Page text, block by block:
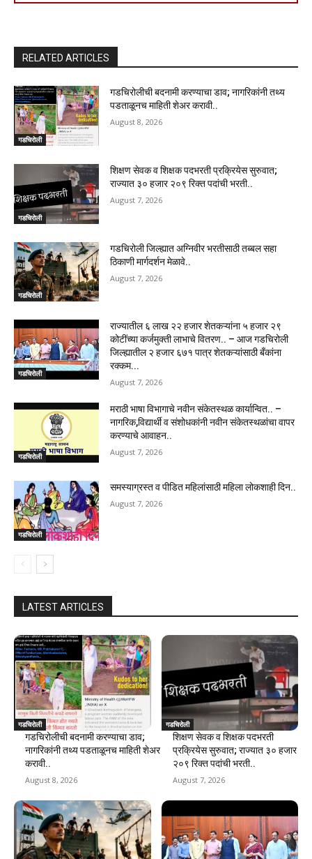
RELATED ARTICLES
गडचिरोली
गडचिरोलीची बदनामी करण्याचा डाव; नागरिकांनी तथ्य
पडताळूनच माहिती शेअर करावी..
August 8, 2026
गडचिरोली
शिक्षण सेवक व शिक्षक पदभरती प्रक्रियेस सुरुवात;
राज्यात ३० हजार २०९ रिक्त पदांची भरती..
August 7, 2026
गडचिरोली
गडचिरोली जिल्ह्यात अग्निवीर भरतीसाठी तब्बल सहा
ठिकाणी मार्गदर्शन मेळावे..
August 7, 2026
गडचिरोली
राज्यातील ६ लाख २२ हजार शेतकऱ्यांना ५ हजार २९
कोटींच्या कर्जमुक्ती लाभाचे वितरण.. – आज गडचिरोली
जिल्ह्यातील २ हजार ६७१ पात्र शेतकऱ्यांसाठी बँकांना
रक्कम...
August 7, 2026
गडचिरोली
मराठी भाषा विभागाचे नवीन संकेतस्थळ कार्यान्वित.. –
नागरिक,विद्यार्थी व संशोधकांनी नवीन संकेतस्थळांचा वापर
करण्याचे आवाहन..
August 7, 2026
गडचिरोली
समस्याग्रस्त व पीडित महिलांसाठी महिला लोकशाही दिन..
August 7, 2026
LATEST ARTICLES
गडचिरोली
गडचिरोलीची बदनामी करण्याचा डाव;
नागरिकांनी तथ्य पडताळूनच माहिती शेअर
करावी..
August 8, 2026
गडचिरोली
शिक्षण सेवक व शिक्षक पदभरती
प्रक्रियेस सुरुवात; राज्यात ३० हजार
२०९ रिक्त पदांची भरती..
August 7, 2026